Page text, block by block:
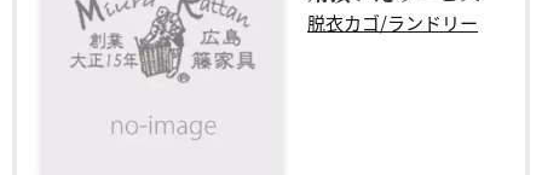
脱衣カゴ/ランドリー